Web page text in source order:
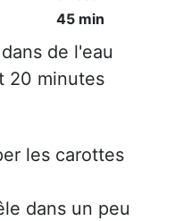
45 min
de l'eau
20 minutes
les carottes
dans un peu